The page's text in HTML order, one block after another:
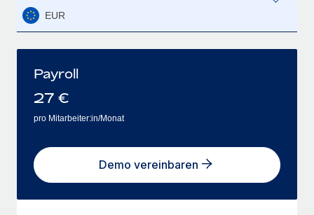
EUR
Payroll
27 €
pro Mitarbeiter:in/Monat
Demo vereinbaren